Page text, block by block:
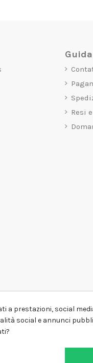
Resi
a prestazioni, social
social e annunci